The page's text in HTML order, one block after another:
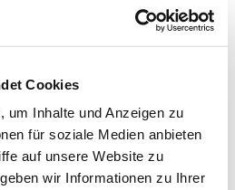
Cookies
um Inhalte und Anzeigen zu
für soziale Medien anbieten
auf unsere Website zu
wir Informationen zu Ihrer